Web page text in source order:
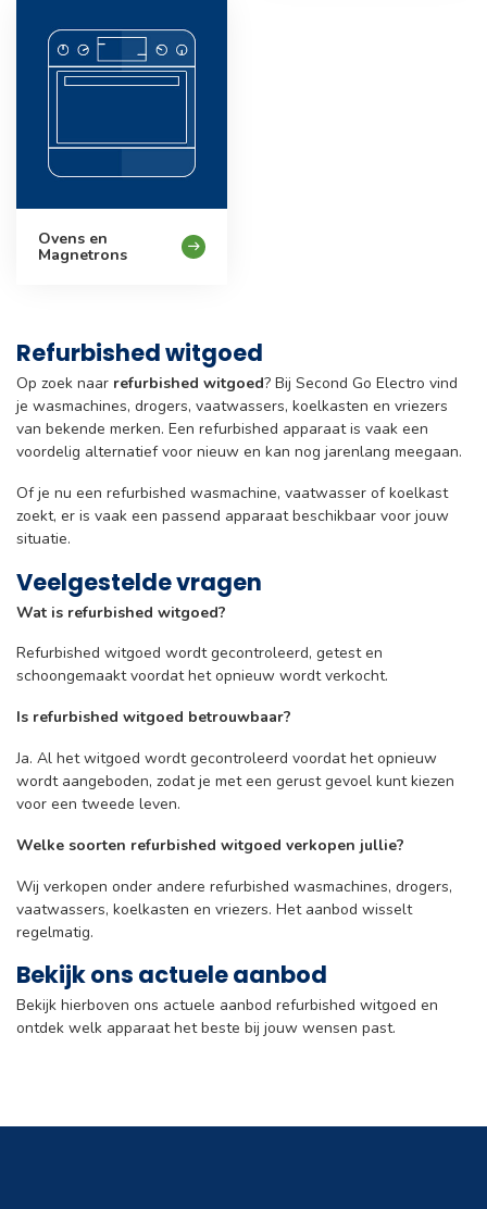
Ovens en
Magnetrons
Refurbished witgoed
Op zoek naar refurbished witgoed? Bij Second Go Electro vind
je wasmachines, drogers, vaatwassers, koelkasten en vriezers
van bekende merken. Een refurbished apparaat is vaak een
voordelig alternatief voor nieuw en kan nog jarenlang meegaan.
Of je nu een refurbished wasmachine, vaatwasser of koelkast
zoekt, er is vaak een passend apparaat beschikbaar voor jouw
situatie.
Veelgestelde vragen
Wat is refurbished witgoed?
Refurbished witgoed wordt gecontroleerd, getest en
schoongemaakt voordat het opnieuw wordt verkocht.
Is refurbished witgoed betrouwbaar?
Ja. Al het witgoed wordt gecontroleerd voordat het opnieuw
wordt aangeboden, zodat je met een gerust gevoel kunt kiezen
voor een tweede leven.
Welke soorten refurbished witgoed verkopen jullie?
Wij verkopen onder andere refurbished wasmachines, drogers,
vaatwassers, koelkasten en vriezers. Het aanbod wisselt
regelmatig.
Bekijk ons actuele aanbod
Bekijk hierboven ons actuele aanbod refurbished witgoed en
ontdek welk apparaat het beste bij jouw wensen past.